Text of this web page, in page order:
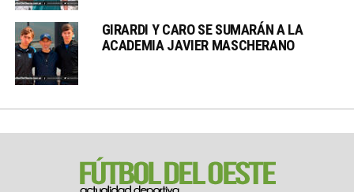
GIRARDI Y CARO SE SUMARÁN A LA
ACADEMIA JAVIER MASCHERANO